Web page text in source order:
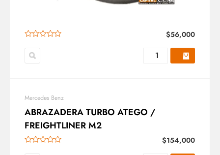
$56,000
Mercedes Benz
ABRAZADERA TURBO ATEGO /
FREIGHTLINER M2
$154,000